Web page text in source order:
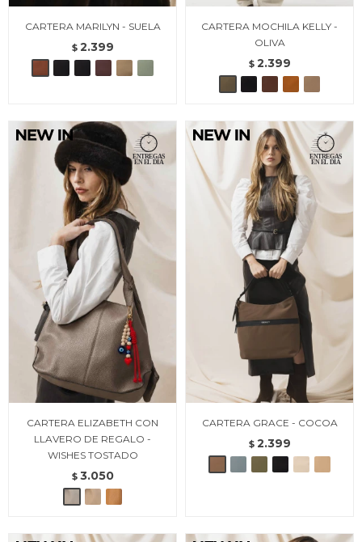
CARTERA MARILYN - SUELA
$ 2.399
CARTERA MOCHILA KELLY -
OLIVA
$ 2.399
CARTERA ELIZABETH CON
LLAVERO DE REGALO -
WISHES TOSTADO
$ 3.050
CARTERA GRACE - COCOA
$ 2.399